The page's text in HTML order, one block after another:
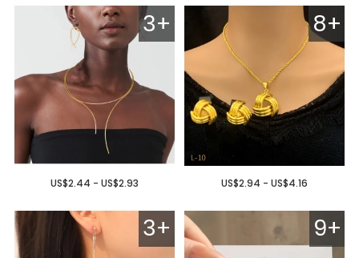
3+
US$2.44 - US$2.93
8+
US$2.94 - US$4.16
3+ 9+